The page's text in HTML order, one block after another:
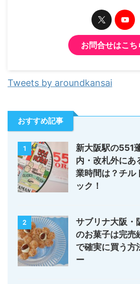
お問合せはこち
Tweets by aroundkansai
おすすめ記事
1
新大阪駅の551
内・改札外にあ
業時間は？チル
ック！
2
サブリナ大阪・
のお菓子は完売
で確実に買う方
ー